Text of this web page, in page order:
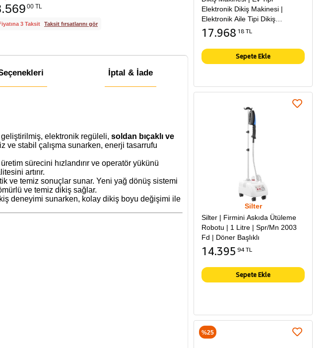
00 TL
3 Taksit Taksit fırsatlarını gör
İptal & İade
elektronik regüleli, soldan bıçaklı ve
ve stabil çalışma sunarken, enerji tasarrufu
üretim sürecini hızlandırır ve operatör yükünü
artırır.
ve temiz sonuçlar sunar. Yeni yağ dönüş sistemi
ve temiz dikiş sağlar.
deneyimi sunarken, kolay dikiş boyu değişimi ile
Elektronik Dikiş Makinesi |
Elektronik Aile Tipi Dikiş
Makinesi
17.968 18 TL
Sepete Ekle
Silter
Silter | Firmini Askıda Ütüleme
Robotu | 1 Litre | Spr/Mn 2003
Fd | Döner Başlıklı
14.395 94 TL
Sepete Ekle
%25